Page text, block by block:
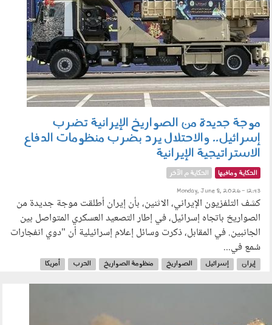
موجة جديدة من الصواريخ الإيرانية تضرب
إسرائيل.. والاحتلال يرد بضرب منظومات الدفاع
الاستراتيجية الإيرانية
الحكاية ومافيها الحكاية م الآخر
Monday, June 8, 2026 - 12:43
كشف التلفزيون الإيراني، الاثنين، بأن إيران أطلقت موجة جديدة من
الصواريخ باتجاه إسرائيل، في إطار التصعيد العسكري المتواصل بين
الجانبين. في المقابل، ذكرت وسائل إعلام إسرائيلية أن "دوي انفجارات
سُمع في...
إيران إسرائيل الصواريخ منظومة الصواريخ الحرب
أمريكا